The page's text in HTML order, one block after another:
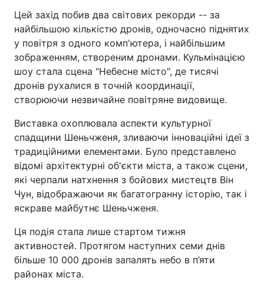
Цей захід побив два світових рекорди -- за
найбільшою кількістю дронів, одночасно піднятих
у повітря з одного комп'ютера, і найбільшим
зображенням, створеним дронами. Кульмінацією
шоу стала сцена "Небесне місто", де тисячі
дронів рухалися в точній координації,
створюючи незвичайне повітряне видовище.
Виставка охоплювала аспекти культурної
спадщини Шеньчженя, зливаючи інноваційні ідеї з
традиційними елементами. Було представлено
відомі архітектурні об'єкти міста, а також сцени,
які черпали натхнення з бойових мистецтв Він
Чун, відображаючи як багатогранну історію, так і
яскраве майбутнє Шеньчженя.
Ця подія стала лише стартом тижня
активностей. Протягом наступних семи днів
більше 10 000 дронів запалять небо в п’яти
районах міста.